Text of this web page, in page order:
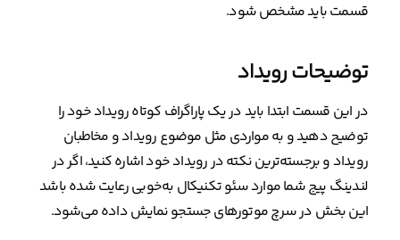
قسمت باید مشخص شود.
توضیحات رویداد
در این قسمت ابتدا باید در یک پاراگراف کوتاه رویداد خود را
توضیح دهید و به مواردی مثل موضوع رویداد و مخاطبان
رویداد و برجسته‌ترین نکته‌ در رویداد خود اشاره کنید، اگر در
لندینگ پیج شما موارد سئو تکنیکال به‌خوبی رعایت شده باشد
این بخش در سرچ موتورهای جستجو نمایش داده می‌شود.